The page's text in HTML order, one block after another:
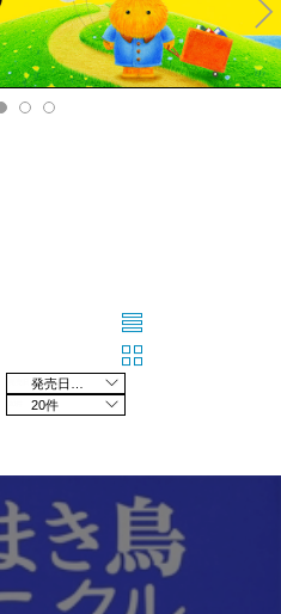
Ne
xt
20件